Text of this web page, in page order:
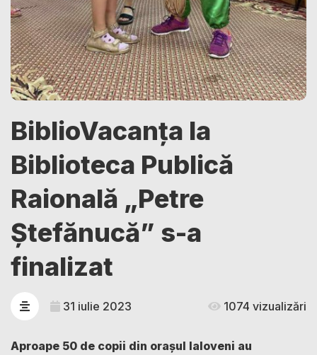
BiblioVacanța la
Biblioteca Publică
Raională „Petre
Ștefănucă” s-a
finalizat
31 iulie 2023 1074 vizualizări
Aproape 50 de copii din orașul Ialoveni au